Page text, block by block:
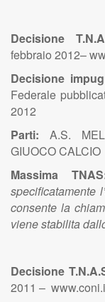
Decisione
febbraio 2012–
Decisione
Federale
2012
Parti: A.S.
GIUOCO CALCIO
Massima
specificatamente
consente la
viene stabilita
Decisione
2011 –